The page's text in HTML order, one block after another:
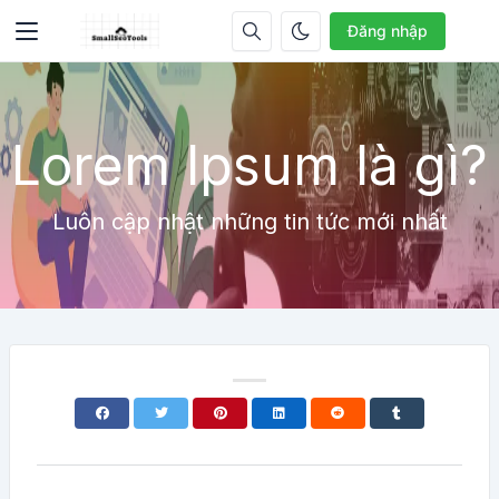
Đăng nhập
Lorem Ipsum là gì?
Luôn cập nhật những tin tức mới nhất